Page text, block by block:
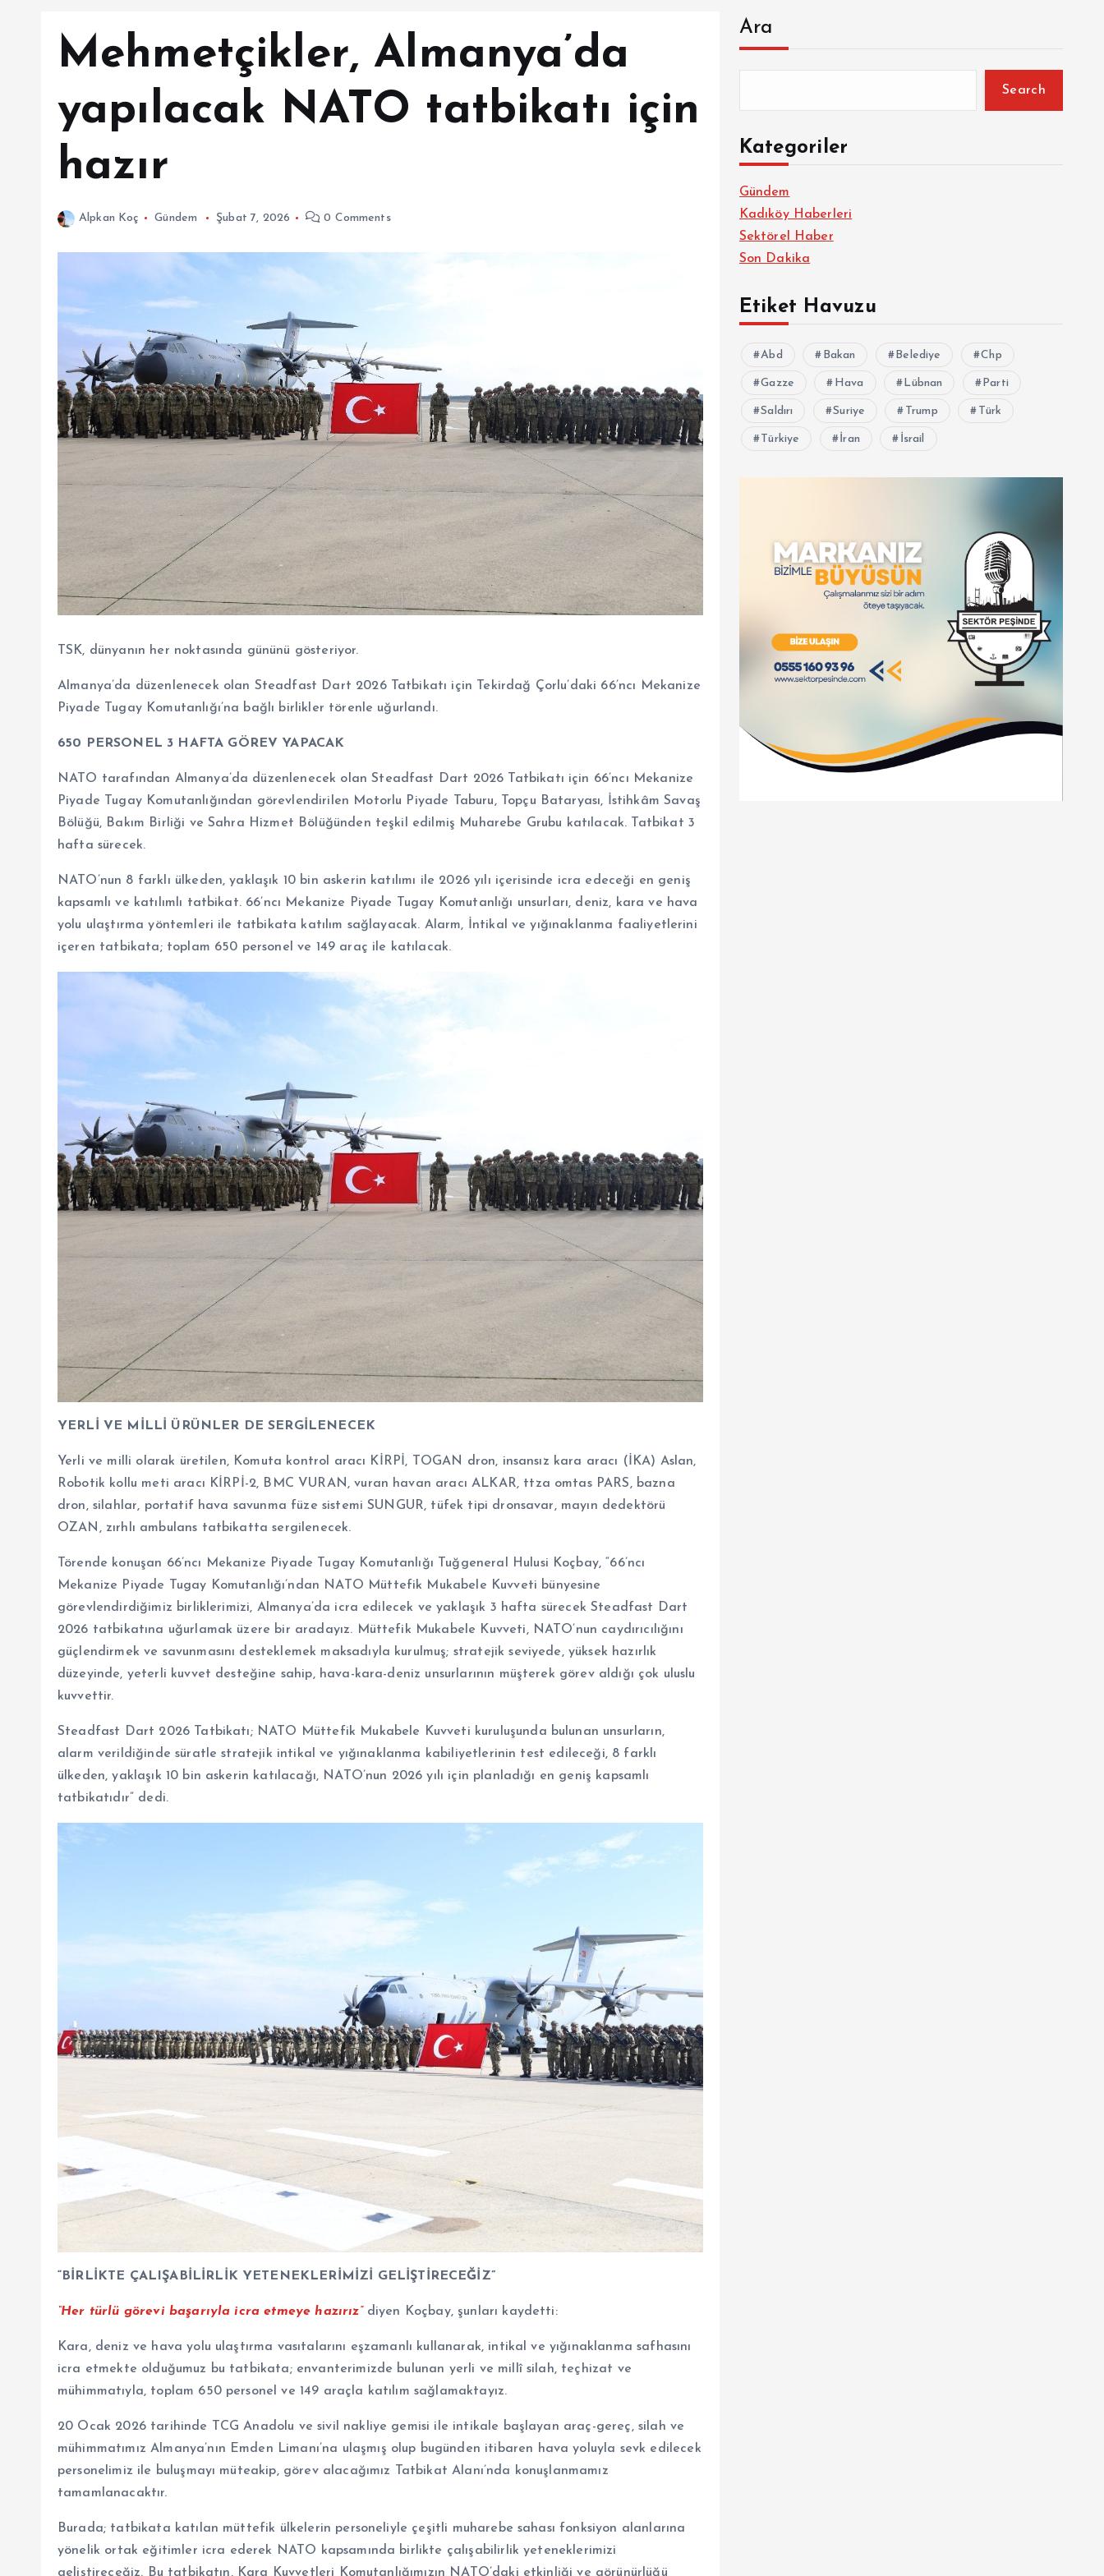
Mehmetçikler, Almanya’da
yapılacak NATO tatbikatı için
hazır
Alpkan Koç Gündem Şubat 7, 2026 0 Comments
TSK, dünyanın her noktasında gününü gösteriyor.
Almanya’da düzenlenecek olan Steadfast Dart 2026 Tatbikatı için Tekirdağ Çorlu’daki 66’ncı Mekanize
Piyade Tugay Komutanlığı’na bağlı birlikler törenle uğurlandı.
650 PERSONEL 3 HAFTA GÖREV YAPACAK
NATO tarafından Almanya’da düzenlenecek olan Steadfast Dart 2026 Tatbikatı için 66’ncı Mekanize
Piyade Tugay Komutanlığından görevlendirilen Motorlu Piyade Taburu, Topçu Bataryası, İstihkâm Savaş
Bölüğü, Bakım Birliği ve Sahra Hizmet Bölüğünden teşkil edilmiş Muharebe Grubu katılacak. Tatbikat 3
hafta sürecek.
NATO’nun 8 farklı ülkeden, yaklaşık 10 bin askerin katılımı ile 2026 yılı içerisinde icra edeceği en geniş
kapsamlı ve katılımlı tatbikat. 66’ncı Mekanize Piyade Tugay Komutanlığı unsurları, deniz, kara ve hava
yolu ulaştırma yöntemleri ile tatbikata katılım sağlayacak. Alarm, İntikal ve yığınaklanma faaliyetlerini
içeren tatbikata; toplam 650 personel ve 149 araç ile katılacak.
YERLİ VE MİLLİ ÜRÜNLER DE SERGİLENECEK
Yerli ve milli olarak üretilen, Komuta kontrol aracı KİRPİ, TOGAN dron, insansız kara aracı (İKA) Aslan,
Robotik kollu meti aracı KİRPİ-2, BMC VURAN, vuran havan aracı ALKAR, ttza omtas PARS, bazna
dron, silahlar, portatif hava savunma füze sistemi SUNGUR, tüfek tipi dronsavar, mayın dedektörü
OZAN, zırhlı ambulans tatbikatta sergilenecek.
Törende konuşan 66’ncı Mekanize Piyade Tugay Komutanlığı Tuğgeneral Hulusi Koçbay, “66’ncı
Mekanize Piyade Tugay Komutanlığı’ndan NATO Müttefik Mukabele Kuvveti bünyesine
görevlendirdiğimiz birliklerimizi, Almanya’da icra edilecek ve yaklaşık 3 hafta sürecek Steadfast Dart
2026 tatbikatına uğurlamak üzere bir aradayız. Müttefik Mukabele Kuvveti, NATO’nun caydırıcılığını
güçlendirmek ve savunmasını desteklemek maksadıyla kurulmuş; stratejik seviyede, yüksek hazırlık
düzeyinde, yeterli kuvvet desteğine sahip, hava-kara-deniz unsurlarının müşterek görev aldığı çok uluslu
kuvvettir.
Steadfast Dart 2026 Tatbikatı; NATO Müttefik Mukabele Kuvveti kuruluşunda bulunan unsurların,
alarm verildiğinde süratle stratejik intikal ve yığınaklanma kabiliyetlerinin test edileceği, 8 farklı
ülkeden, yaklaşık 10 bin askerin katılacağı, NATO’nun 2026 yılı için planladığı en geniş kapsamlı
tatbikatıdır” dedi.
“BİRLİKTE ÇALIŞABİLİRLİK YETENEKLERİMİZİ GELİŞTİRECEĞİZ”
“Her türlü görevi başarıyla icra etmeye hazırız” diyen Koçbay, şunları kaydetti:
Kara, deniz ve hava yolu ulaştırma vasıtalarını eşzamanlı kullanarak, intikal ve yığınaklanma safhasını
icra etmekte olduğumuz bu tatbikata; envanterimizde bulunan yerli ve millî silah, teçhizat ve
mühimmatıyla, toplam 650 personel ve 149 araçla katılım sağlamaktayız.
20 Ocak 2026 tarihinde TCG Anadolu ve sivil nakliye gemisi ile intikale başlayan araç-gereç, silah ve
mühimmatımız Almanya’nın Emden Limanı’na ulaşmış olup bugünden itibaren hava yoluyla sevk edilecek
personelimiz ile buluşmayı müteakip, görev alacağımız Tatbikat Alanı’nda konuşlanmamız
tamamlanacaktır.
Burada; tatbikata katılan müttefik ülkelerin personeliyle çeşitli muharebe sahası fonksiyon alanlarına
yönelik ortak eğitimler icra ederek NATO kapsamında birlikte çalışabilirlik yeteneklerimizi
geliştireceğiz. Bu tatbikatın, Kara Kuvvetleri Komutanlığımızın NATO’daki etkinliği ve görünürlüğü
Ara
Search
Kategoriler
Gündem
Kadıköy Haberleri
Sektörel Haber
Son Dakika
Etiket Havuzu
Abd Bakan Belediye Chp
Gazze Hava Lübnan Parti
Saldırı Suriye Trump Türk
Türkiye İran İsrail